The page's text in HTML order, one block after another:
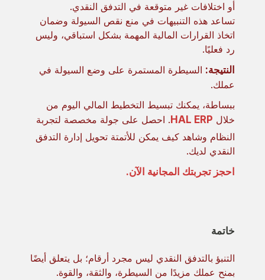
أو اختلافات غير متوقعة في التدفق النقدي.
تساعد هذه التنبيهات في منع نقص السيولة وضمان
اتخاذ القرارات المالية المهمة بشكل استباقي، وليس
رد فعليًا.
النتيجة: السيطرة المستمرة على وضع السيولة في
عملك.
ببساطة، يمكنك تبسيط التخطيط المالي اليوم من
خلال HAL ERP . احصل على جولة مخصصة لتجربة
النظام وشاهد كيف يمكن للأتمتة تحويل إدارة التدفق
النقدي لديك.
احجز تجربتك المجانية الآن.
خاتمة
التنبؤ بالتدفق النقدي ليس مجرد أرقام؛ بل يتعلق أيضًا
بمنح عملك مزيدًا من السيطرة، والثقة، والقوة.